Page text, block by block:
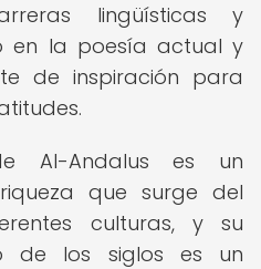
lingüísticas y
en la poesía actual y
de inspiración para
Al-Andalus es un
que surge del
culturas, y su
de los siglos es un